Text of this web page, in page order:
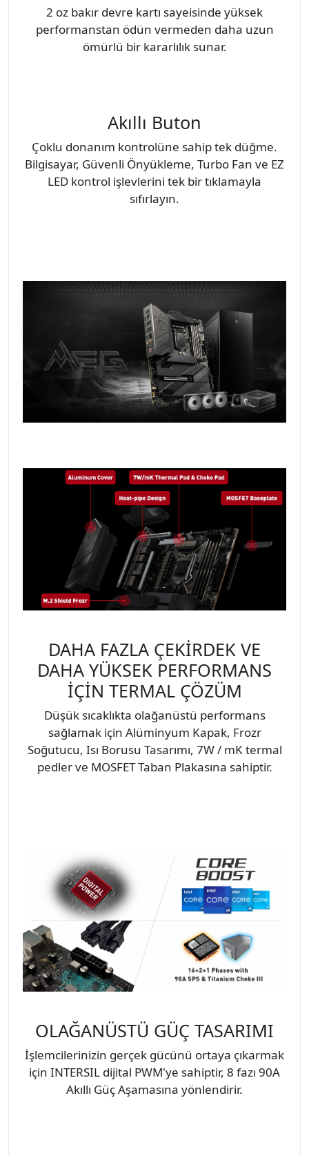
2 oz bakır devre kartı sayeisinde yüksek
performanstan ödün vermeden daha uzun
ömürlü bir kararlılık sunar.
Akıllı Buton
Çoklu donanım kontrolüne sahip tek düğme.
Bilgisayar, Güvenli Önyükleme, Turbo Fan ve EZ
LED kontrol işlevlerini tek bir tıklamayla
sıfırlayın.
DAHA FAZLA ÇEKİRDEK VE
DAHA YÜKSEK PERFORMANS
İÇİN TERMAL ÇÖZÜM
Düşük sıcaklıkta olağanüstü performans
sağlamak için Alüminyum Kapak, Frozr
Soğutucu, Isı Borusu Tasarımı, 7W / mK termal
pedler ve MOSFET Taban Plakasına sahiptir.
OLAĞANÜSTÜ GÜÇ TASARIMI
İşlemcilerinizin gerçek gücünü ortaya çıkarmak
için INTERSIL dijital PWM'ye sahiptir, 8 fazı 90A
Akıllı Güç Aşamasına yönlendirir.